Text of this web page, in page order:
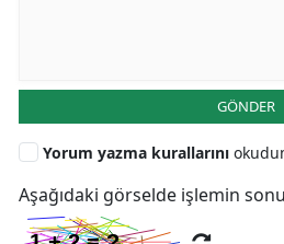
GÖNDER
Yorum yazma kurallarını
Aşağıdaki görselde işlemin